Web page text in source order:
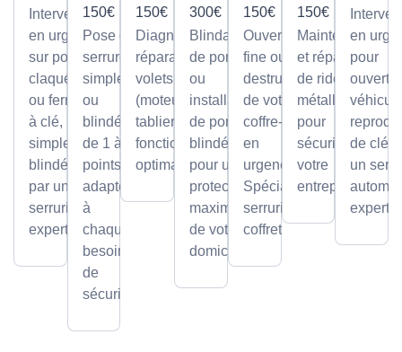
Intervention
en urgence
sur portes
claquées
ou fermées
à clé,
simples ou
blindées
par un
serrurier
expert
150€
Pose de
serrures,
simples
ou
blindée
de 1 à 5
points,
adaptée
à
chaque
besoin
de
sécurité.
150€
Diagnostic et
réparation de
volets roulants
(moteur ou
tablier) pour un
fonctionnement
optimal.
300€
Blindage
de porte
ou
installation
de portes
blindées
pour une
protection
maximale
de votre
domicile.
150€
Ouverture
fine ou par
destruction
de votre
coffre-fort
en
urgence.
Spécialiste
serrurier
coffretier
150€
Maintenance
et réparation
de rideaux
métalliques
pour
sécuriser
votre
entreprise.
en
pour
de clé
un
expert